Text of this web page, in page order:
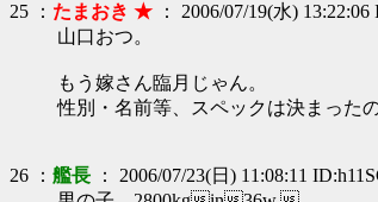
25 ： たまおき ★ ： 2006/07/19(水) 13:22:06
山口おつ。
もう嫁さん臨月じゃん。
性別・名前等、スペックは決まった
26 ： 艦長 ： 2006/07/23(日) 11:08:11